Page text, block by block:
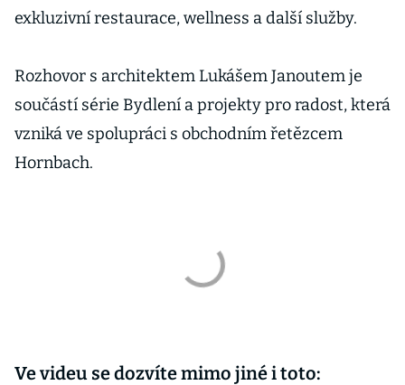
exkluzivní restaurace, wellness a další služby.
Rozhovor s architektem Lukášem Janoutem je
součástí série Bydlení a projekty pro radost, která
vzniká ve spolupráci s obchodním řetězcem
Hornbach.
Ve videu se dozvíte mimo jiné i toto: